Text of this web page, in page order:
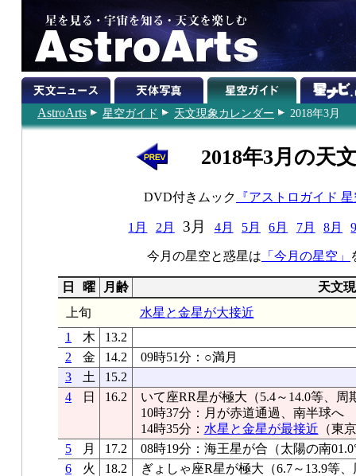
AstroArts 星空ガイド 天文現象カレンダー 2018年3月
2018年3月の天
DVD付きムック 『アストロガイド
1月 2月 3月 4月 5月 6月 7月 8月
今月の星空と惑星は 「今月の星空」
日 曜 月齢
天文
上旬
水星と金星が大接近
1
木
13.2
2
金 14.2
09時51分：○満月
3
土
15.2
4
日 16.2
いて座RR星が極大（5.4～14.0等、周
10時37分：月が赤道通過、南半球へ
14時35分： 水星と金星が最接近 （東
5
月 17.2
08時19分：海王星が合（太陽の南
6
火 18.2
ぎょしゃ座R星が極大（6.7～13.9等